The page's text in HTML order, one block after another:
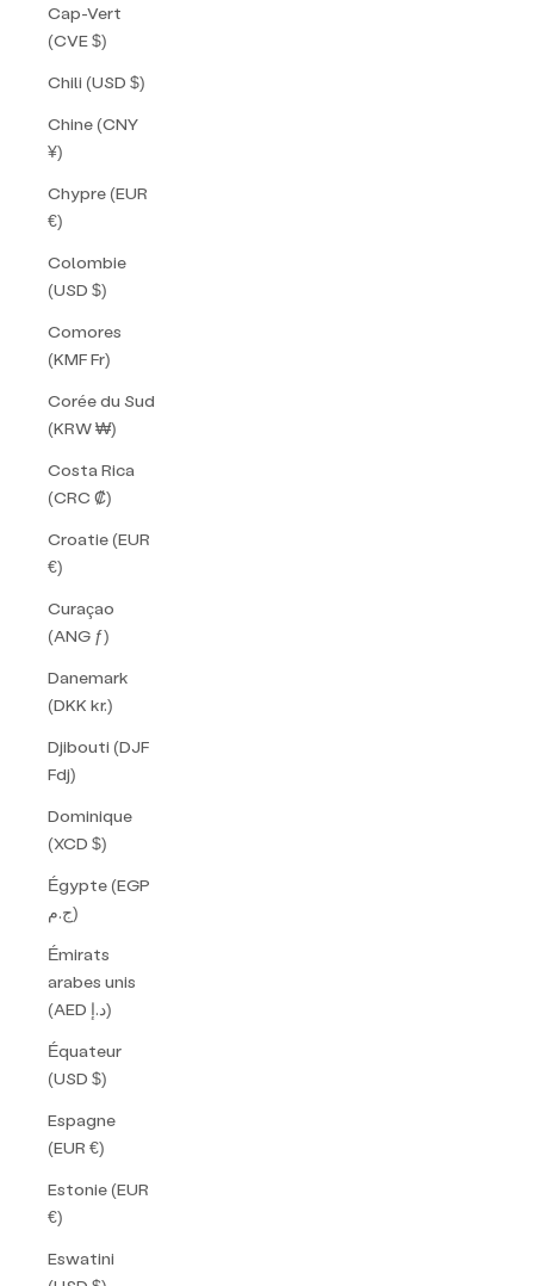
Cap-Vert
(CVE $)
Chili (USD $)
Chine (CNY
¥)
Chypre (EUR
€)
Colombie
(USD $)
Comores
(KMF Fr)
Corée du Sud
(KRW ₩)
Costa Rica
(CRC ₡)
Croatie (EUR
€)
Curaçao
(ANG ƒ)
Danemark
(DKK kr.)
Djibouti (DJF
Fdj)
Dominique
(XCD $)
Égypte (EGP
ج.م)
Émirats
arabes unis
(AED د.إ)
Équateur
(USD $)
Espagne
(EUR €)
Estonie (EUR
€)
Eswatini